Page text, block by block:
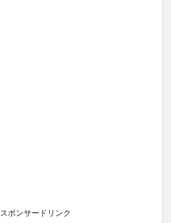
スポンサードリンク